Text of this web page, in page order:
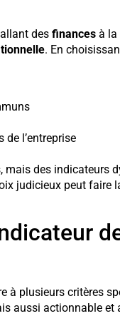
des financesà la
. En
l’entreprise
mais des indicateurs
judicieux peut faire
à plusieurs critères
aussi actionnable et